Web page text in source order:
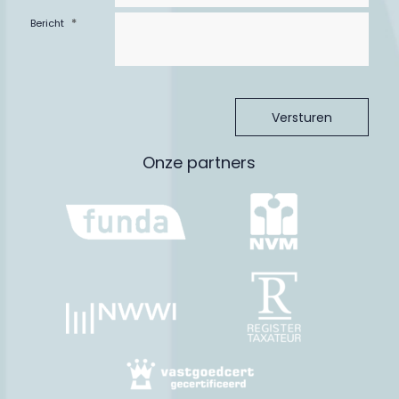
– HR+ en HR++ beglazing;
over allerlei voorzieningen die u kunnen voorzien in de
drogist e.d.
Heeft u kinderen? Dan liggen diverse basisscholen en
kinderopvang op fietsafstand (Kinderopvang Avontuur,
etc.). Sportaccommodaties zijn er ook voldoende.
Voor een lekker hapje eten kunt u terecht bij brasserie Hoom,
restaurant Lugar, Stationskoffiehuis, Oude Toren en Meester
Keeman in Waalre dorp of het sterrenrestaurant De
De woning is zeer gunstig gelegen t.o.v. ASML, HTC en MMC.
Bericht *
Onze partners